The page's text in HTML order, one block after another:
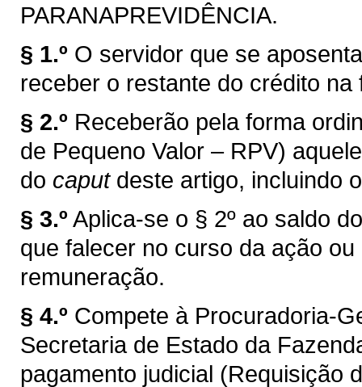
PARANAPREVIDÊNCIA.
§ 1.º O servidor que se
receber o restante do crédito
§ 2.º Receberão pela forma
de Pequeno Valor – RPV)
do caputdeste artigo, incluindo
§ 3.º Aplica-se o § 2º ao saldo
que falecer no curso da ação
remuneração.
§ 4.º Compete à Procuradoria-
Secretaria de Estado da
pagamento judicial (Requisição